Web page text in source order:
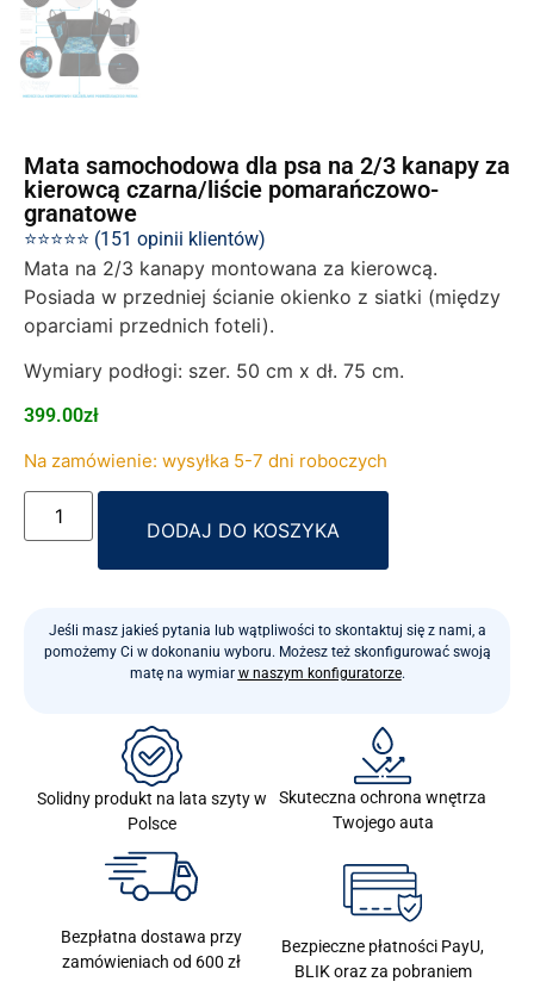
Mata samochodowa dla psa na 2/3 kanapy za
kierowcą czarna/liście pomarańczowo-
granatowe
⭐⭐⭐⭐⭐ (151 opinii klientów)
Mata na 2/3 kanapy montowana za kierowcą.
Posiada w przedniej ścianie okienko z siatki (między
oparciami przednich foteli).
Wymiary podłogi: szer. 50 cm x dł. 75 cm.
399.00zł
Na zamówienie: wysyłka 5-7 dni roboczych
DODAJ DO KOSZYKA
Jeśli masz jakieś pytania lub wątpliwości to skontaktuj się z nami, a
pomożemy Ci w dokonaniu wyboru. Możesz też skonfigurować swoją
matę na wymiar w naszym konfiguratorze.
Solidny produkt na lata szyty w
Polsce
Skuteczna ochrona wnętrza
Twojego auta
Bezpłatna dostawa przy
zamówieniach od 600 zł
Bezpieczne płatności PayU,
BLIK oraz za pobraniem